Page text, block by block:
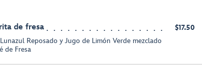
de fresa
Reposado y Jugo de Limón Verde mezclado
de Fresa
$17.50